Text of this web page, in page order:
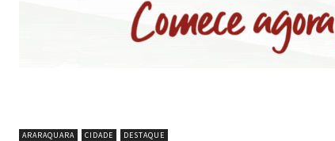
ARARAQUARA CIDADE DESTAQUE